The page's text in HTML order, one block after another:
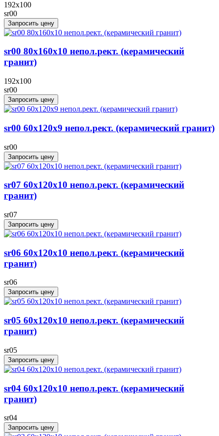
192x100
sr00
Запросить цену
sr00 80x160x10 непол.рект. (керамический
гранит)
192x100
sr00
Запросить цену
sr00 60x120х9 непол.рект. (керамический гранит)
sr00
Запросить цену
sr07 60x120х10 непол.рект. (керамический
гранит)
sr07
Запросить цену
sr06 60x120х10 непол.рект. (керамический
гранит)
sr06
Запросить цену
sr05 60x120х10 непол.рект. (керамический
гранит)
sr05
Запросить цену
sr04 60x120х10 непол.рект. (керамический
гранит)
sr04
Запросить цену